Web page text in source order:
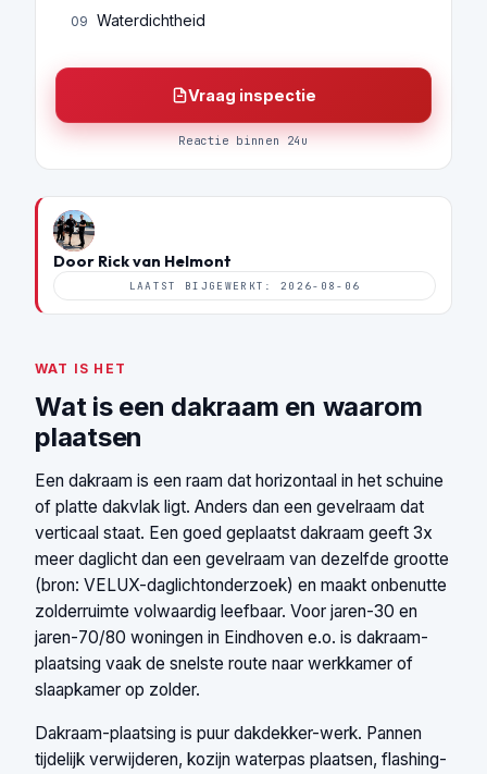
09 Waterdichtheid
Vraag inspectie
Reactie binnen 24u
Door Rick van Helmont
LAATST BIJGEWERKT: 2026-08-06
WAT IS HET
Wat is een dakraam en waarom
plaatsen
Een dakraam is een raam dat horizontaal in het schuine
of platte dakvlak ligt. Anders dan een gevelraam dat
verticaal staat. Een goed geplaatst dakraam geeft 3x
meer daglicht dan een gevelraam van dezelfde grootte
(bron: VELUX-daglichtonderzoek) en maakt onbenutte
zolderruimte volwaardig leefbaar. Voor jaren-30 en
jaren-70/80 woningen in Eindhoven e.o. is dakraam-
plaatsing vaak de snelste route naar werkkamer of
slaapkamer op zolder.
Dakraam-plaatsing is puur dakdekker-werk. Pannen
tijdelijk verwijderen, kozijn waterpas plaatsen, flashing-